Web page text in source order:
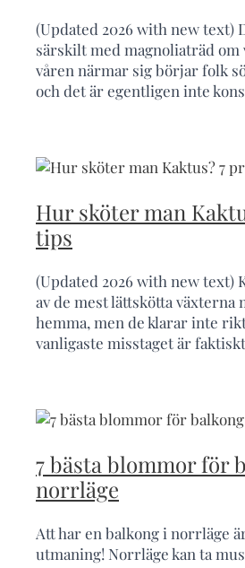
(Updated 2026 with new text)
särskilt med magnoliaträd om
våren närmar sig börjar folk
och det är egentligen inte
Hur sköter man
tips
(Updated 2026 with new text)
av de mest lättskötta växterna
hemma, men de klarar inte
vanligaste misstaget är
7 bästa blommor för
norrläge
Att har en balkong i norrläge
utmaning! Norrläge kan ta